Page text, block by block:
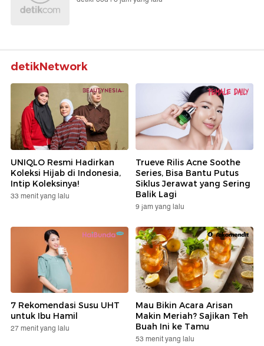
detikNetwork
UNIQLO Resmi Hadirkan
Koleksi Hijab di Indonesia,
Intip Koleksinya!
33 menit yang lalu
Trueve Rilis Acne Soothe
Series, Bisa Bantu Putus
Siklus Jerawat yang Sering
Balik Lagi
9 jam yang lalu
7 Rekomendasi Susu UHT
untuk Ibu Hamil
27 menit yang lalu
Mau Bikin Acara Arisan
Makin Meriah? Sajikan Teh
Buah Ini ke Tamu
53 menit yang lalu